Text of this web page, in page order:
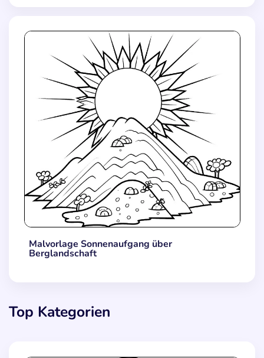
Malvorlage Sonnenaufgang über
Berglandschaft
Top Kategorien